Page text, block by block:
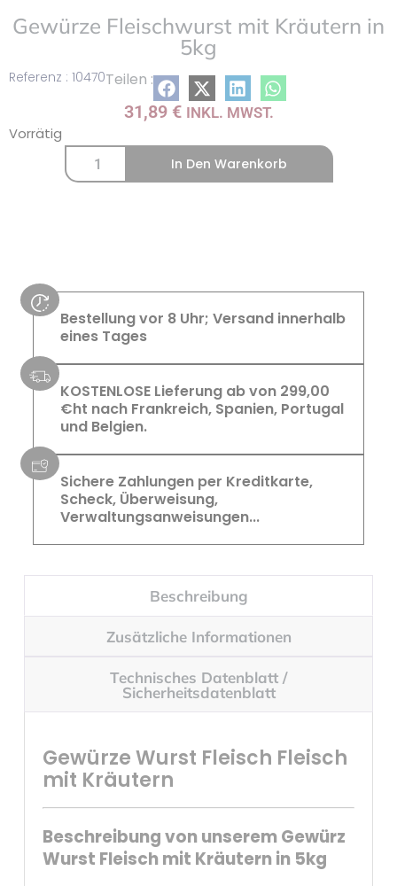
Referenz : 10470Teilen :
Gewürze Fleischwurst mit Kräutern in
5kg
31,89 € INKL. MWST.
Vorrätig
In Den Warenkorb
Bestellung vor 8 Uhr; Versand innerhalb
eines Tages
KOSTENLOSE Lieferung ab von 299,00
€ht nach Frankreich, Spanien, Portugal
und Belgien.
Sichere Zahlungen per Kreditkarte,
Scheck, Überweisung,
Verwaltungsanweisungen...
Beschreibung
Zusätzliche Informationen
Technisches Datenblatt /
Sicherheitsdatenblatt
Gewürze Wurst Fleisch Fleisch
mit Kräutern
Beschreibung von unserem Gewürz
Wurst Fleisch mit Kräutern in 5kg